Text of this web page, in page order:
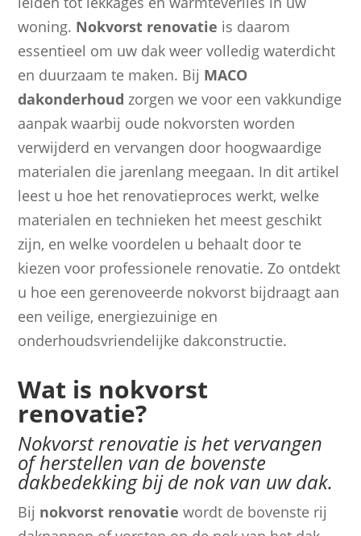
woning. Nokvorst renovatie is daarom
essentieel om uw dak weer volledig waterdicht
en duurzaam te maken. Bij MACO
dakonderhoud zorgen we voor een vakkundige
aanpak waarbij oude nokvorsten worden
verwijderd en vervangen door hoogwaardige
materialen die jarenlang meegaan. In dit artikel
leest u hoe het renovatieproces werkt, welke
materialen en technieken het meest geschikt
zijn, en welke voordelen u behaalt door te
kiezen voor professionele renovatie. Zo ontdekt
u hoe een gerenoveerde nokvorst bijdraagt aan
een veilige, energiezuinige en
onderhoudsvriendelijke dakconstructie.
Wat is nokvorst
renovatie?
Nokvorst renovatie is het vervangen
of herstellen van de bovenste
dakbedekking bij de nok van uw dak.
Bij nokvorst renovatie wordt de bovenste rij